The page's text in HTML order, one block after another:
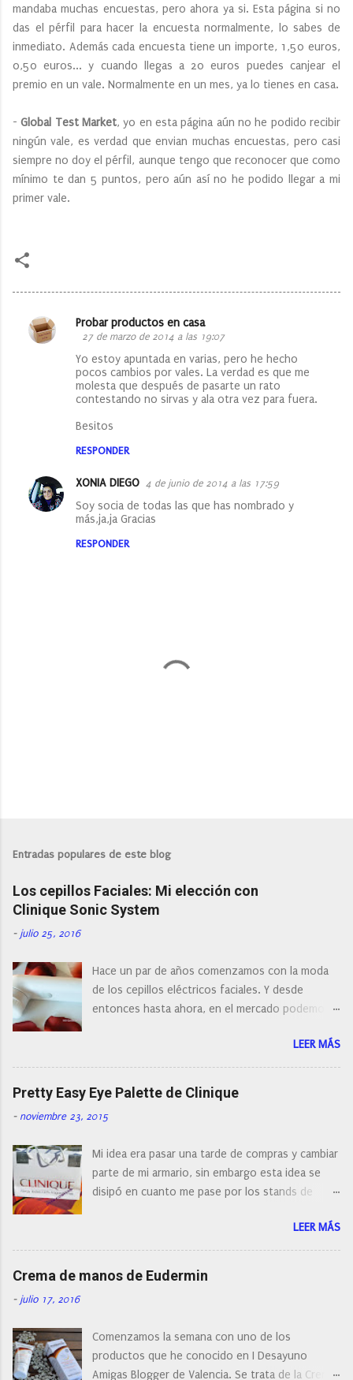
mandaba muchas encuestas, pero ahora ya si. Esta página si no
das el pérfil para hacer la encuesta normalmente, lo sabes de
inmediato. Además cada encuesta tiene un importe, 1,50 euros,
0,50 euros... y cuando llegas a 20 euros puedes canjear el
premio en un vale. Normalmente en un mes, ya lo tienes en casa.
-Global Test Market, yo en esta página aún no he podido recibir
ningún vale, es verdad que envian muchas encuestas, pero casi
siempre no doy el pérfil, aunque tengo que reconocer que como
mínimo te dan 5 puntos, pero aún así no he podido llegar a mi
primer vale.
C
r
Probar productos en casa
27 de marzo de 2014 a las 19:07
Yo estoy apuntada en varias, pero he hecho
pocos cambios por vales. La verdad es que me
molesta que después de pasarte un rato
contestando no sirvas y ala otra vez para fuera.
Besitos
RESPONDER
XONIA DIEGO 4 de junio de 2014 a las 17:59
Soy socia de todas las que has nombrado y
más,ja,ja Gracias
RESPONDER
l
a
r
u
n
o
m
e
n
t
a
o
Entradas populares de este blog
Los cepillos Faciales: Mi elección con
Clinique Sonic System
- julio 25, 2016
Hace un par de años comenzamos con la moda
de los cepillos eléctricos faciales. Y desde
entonces hasta ahora, en el mercado podemos
con diferentes características, a pilas, a batería,
cepillos de rotación o de oscilación... y
naturalmente de todos los precios. Existe en la
actualidad tal variedad, que antes de hacer la
compra debemos de hacernos unas preguntas:
post os voy a dar mi opinión de porque elegí mi
cepillo facial de Clinique
LEER MÁS
Pretty Easy Eye Palette de Clinique
- noviembre 23, 2015
Mi idea era pasar una tarde de compras y cambiar
parte de mi armario, sin embargo esta idea se
disipó en cuanto me pase por los stands de
resistirse a esta paleta de colores de Clinique.
LEER MÁS
Crema de manos de Eudermin
- julio 17, 2016
Comenzamos la semana con uno de los
productos que he conocido en I Desayuno
Amigas Blogger de Valencia. Se trata de la Crema